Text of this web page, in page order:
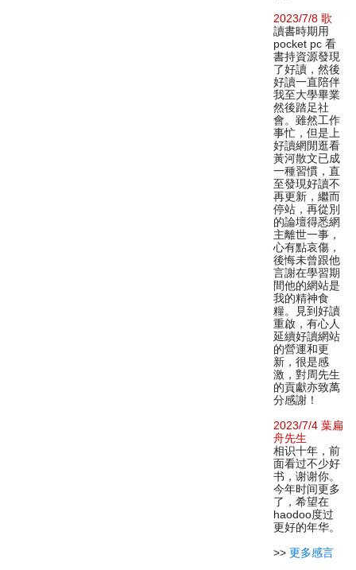
2023/7/8 歌
讀書時期用
pocket pc 看
書持資源發現
了好讀，然後
好讀一直陪伴
我至大學畢業
然後踏足社
會。雖然工作
事忙，但是上
好讀網閒逛看
黃河散文已成
一種習慣，直
至發現好讀不
再更新，繼而
停站，再從別
的論壇得悉網
主離世一事，
心有點哀傷，
後悔未曾跟他
言謝在學習期
間他的網站是
我的精神食
糧。見到好讀
重啟，有心人
延續好讀網站
的營運和更
新，很是感
激，對周先生
的貢獻亦致萬
分感謝！
2023/7/4 葉扁
舟先生
相识十年，前
面看过不少好
书，谢谢你。
今年时间更多
了，希望在
haodoo度过
更好的年华。
>> 更多感言